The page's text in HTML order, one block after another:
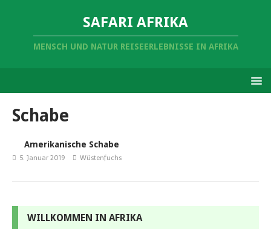
SAFARI AFRIKA
MENSCH UND NATUR REISEERLEBNISSE IN AFRIKA
Schabe
Amerikanische Schabe
5. Januar 2019 Wüstenfuchs
WILLKOMMEN IN AFRIKA